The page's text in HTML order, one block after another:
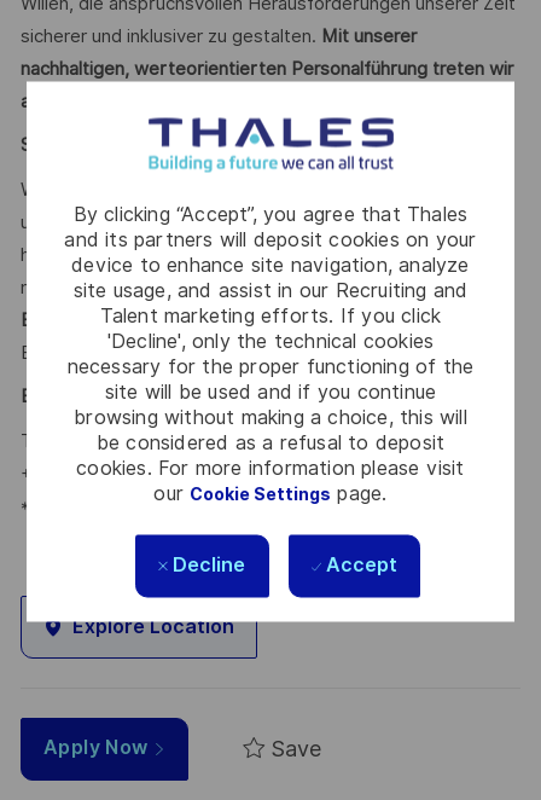
By clicking “Accept”, you agree that Thales
and its partners will deposit cookies on your
device to enhance site navigation, analyze
site usage, and assist in our Recruiting and
Talent marketing efforts. If you click
'Decline', only the technical cookies
necessary for the proper functioning of the
site will be used and if you continue
browsing without making a choice, this will
be considered as a refusal to deposit
cookies. For more information please visit
our Cookie Settings page.
Decline Accept
sicherer und inklusiver zu gestalten. Mit unserer
nachhaltigen, werteorientierten Personalführung treten wir
aktiv für Diversität ein.
Say HI* – Ihr Weg zu uns
Wenn die Zeichen der Zeit auf Veränderung stehen, sind
unsere internationalen Teams da, um der Komplexität von
heute mit den branchenführenden Technologien von
morgen zu begegnen. Sind Sie dabei? Ihr Ansprechpartner
Benedikt Petzet freut sich schon auf Ihre Online-
Bewerbung über unserKarriereportal.
Benedikt Petzet-
Talent Acquisition Partner #LI-BP1
+ 49 173 585 90 29
*Human Intelligence
Explore Location
Apply Now Save